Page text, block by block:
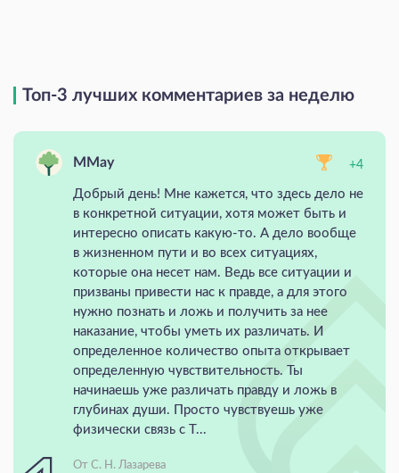
Топ-3 лучших комментариев за неделю
MMay +4
Добрый день! Мне кажется, что здесь дело не
в конкретной ситуации, хотя может быть и
интересно описать какую-то. А дело вообще
в жизненном пути и во всех ситуациях,
которые она несет нам. Ведь все ситуации и
призваны привести нас к правде, а для этого
нужно познать и ложь и получить за нее
наказание, чтобы уметь их различать. И
определенное количество опыта открывает
определенную чувствительность. Ты
начинаешь уже различать правду и ложь в
глубинах души. Просто чувствуешь уже
физически связь с Т...
От С. Н. Лазарева